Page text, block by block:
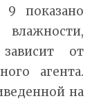
показано
от
агента.
на